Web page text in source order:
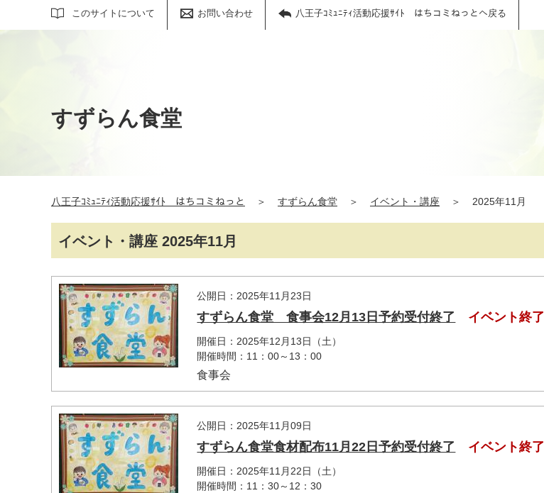
このサイトについて お問い合わせ 八王子ｺﾐｭﾆﾃｨ活動応援ｻｲﾄ はちコミねっとへ戻る
サイト内検索
すずらん食堂
八王子ｺﾐｭﾆﾃｨ活動応援ｻｲﾄ はちコミねっと ＞ すずらん食堂 ＞ イベント・講座 ＞ 2025年11月
イベント・講座 2025年11月
公開日：2025年11月23日
すずらん食堂 食事会12月13日予約受付終了 イベント終了
開催日：2025年12月13日（土）
開催時間：11：00～13：00
食事会
公開日：2025年11月09日
すずらん食堂食材配布11月22日予約受付終了 イベント終了
開催日：2025年11月22日（土）
開催時間：11：30～12：30
マイメディア検索